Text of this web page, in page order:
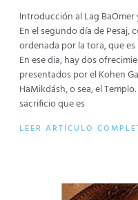
Introducción al Lag BaOmer
En el segundo día de Pesaj,
ordenada por la tora, que es
En ese dia, hay dos
presentados por el Kohen
HaMikdásh, o sea, el
sacrificio que es
LEER ARTÍCULO